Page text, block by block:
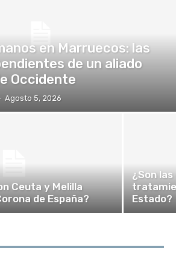
en Marruecos: las
de un aliado
Occidente
Agosto 5, 2026
Ceuta y Melilla
de España?
¿Son
Estado?